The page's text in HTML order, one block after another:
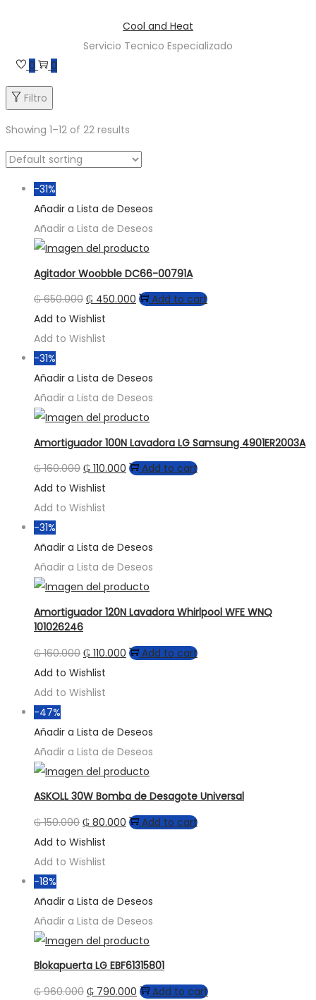
la
navegación
contenido
Cool and Heat
Servicio Tecnico Especializado
0
0
Filtro
Showing 1–12 of 22 results
-31%
Añadir a Lista de Deseos
Añadir a Lista de Deseos
Agitador Woobble DC66-00791A
₲650.000 ₲ 450.000
Add to cart
Add to Wishlist
Add to Wishlist
-31%
Añadir a Lista de Deseos
Añadir a Lista de Deseos
Amortiguador 100N Lavadora LG Samsung 4901ER2003A
₲160.000 ₲ 110.000
Add to cart
Add to Wishlist
Add to Wishlist
-31%
Añadir a Lista de Deseos
Añadir a Lista de Deseos
Amortiguador 120N Lavadora Whirlpool WFE WNQ
101026246
₲160.000 ₲ 110.000
Add to cart
Add to Wishlist
Add to Wishlist
-47%
Añadir a Lista de Deseos
Añadir a Lista de Deseos
ASKOLL 30W Bomba de Desagote Universal
₲150.000 ₲ 80.000
Add to cart
Add to Wishlist
Add to Wishlist
-18%
Añadir a Lista de Deseos
Añadir a Lista de Deseos
Blokapuerta LG EBF61315801
₲960.000 ₲ 790.000
Add to cart